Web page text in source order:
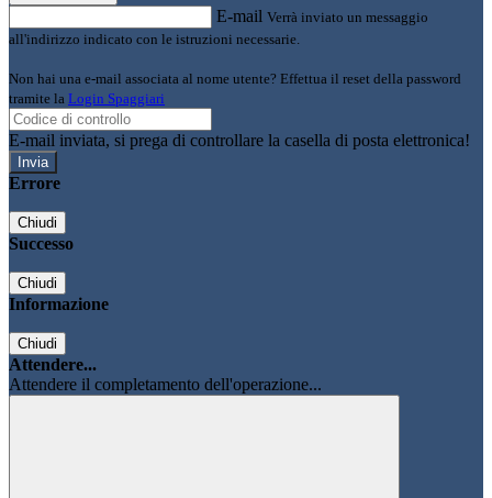
E-mail Verrà inviato un messaggio
all'indirizzo indicato con le istruzioni necessarie.
Non hai una e-mail associata al nome utente? Effettua il reset della password
tramite la Login Spaggiari
E-mail inviata, si prega di controllare la casella di posta elettronica!
Errore
Chiudi
Successo
Chiudi
Informazione
Chiudi
Attendere...
Attendere il completamento dell'operazione...